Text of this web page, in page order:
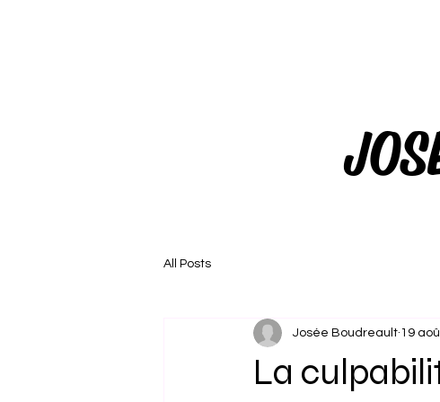
All Posts
La
Josée Boudreault 19